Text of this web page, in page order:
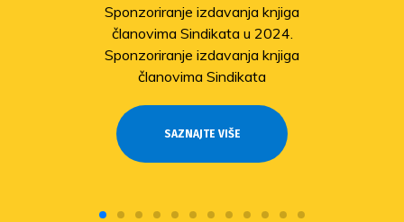
Sponzoriranje izdavanja knjiga
članovima Sindikata u 2024.
Sponzoriranje izdavanja knjiga
članovima Sindikata
SAZNAJTE VIŠE